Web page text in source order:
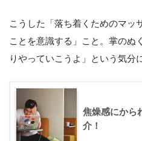
こうした「落ち着くためのマッ
ことを意識する」こと。掌のぬ
りやっていこうよ」という気分
焦燥感にから
介！